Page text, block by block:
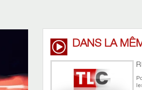
DANS LA